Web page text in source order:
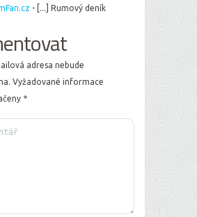
- [...] Rumový deník
adresa nebude
Vyžadované informace
*